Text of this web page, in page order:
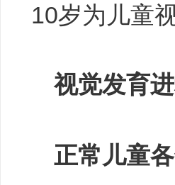
10岁为儿童
视觉发育
正常儿童